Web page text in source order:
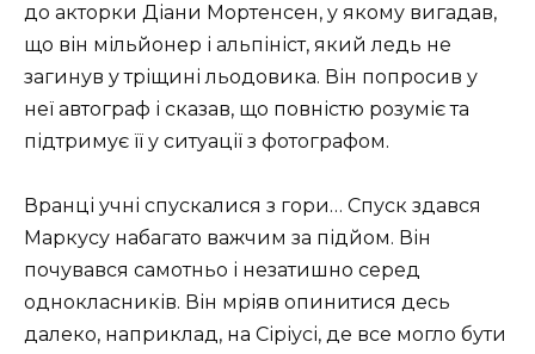
до акторки Діани Мортенсен, у якому вигадав,
що він мільйонер і альпініст, який ледь не
загинув у тріщині льодовика. Він попросив у
неї автограф і сказав, що повністю розуміє та
підтримує її у ситуації з фотографом.
Вранці учні спускалися з гори… Спуск здався
Маркусу набагато важчим за підйом. Він
почувався самотньо і незатишно серед
однокласників. Він мріяв опинитися десь
далеко, наприклад, на Сіріусі, де все могло бути